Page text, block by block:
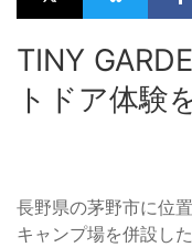
TINY
トドア体験
長野県の茅野市に位
キャンプ場を併設し